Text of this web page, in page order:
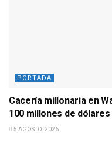
PORTADA
Cacería millonaria en
100 millones de
5 AGOSTO, 2026